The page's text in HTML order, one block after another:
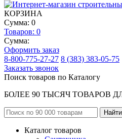
КОРЗИНА
Сумма: 0
Товаров: 0
Сумма:
Оформить заказ
8-800-775-27-27 8 (383) 383-05-75
Заказать звонок
Поиск товаров по Каталогу
БОЛЕЕ 90 ТЫСЯЧ ТОВАРОВ
Каталог товаров